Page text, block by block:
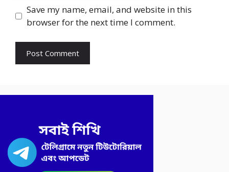
Save my name, email, and website in this
browser for the next time I comment.